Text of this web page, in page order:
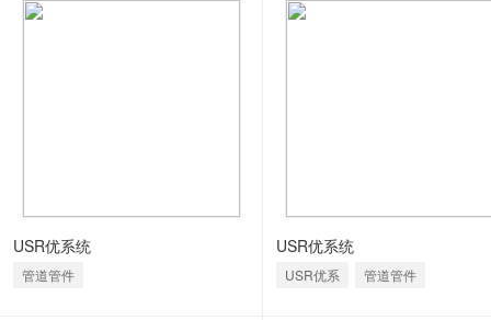
USR优系统
管道管件
USR优系统
USR优系 管道管件